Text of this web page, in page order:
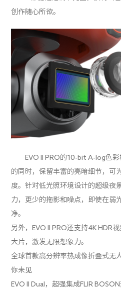
创作随心所欲。
EVO II PRO的10-bit A-log色
的同时，保留丰富的亮暗细节，可
度。针对低光照环境设计的超级夜
力，更少的拖影和噪点，即使在弱
净。
另外，EVO II PRO还支持4K HDR
大片，激发无限想象力。
全球首款高分辨率热成像折叠式无
你未见
EVO II Dual，超强集成FLIR